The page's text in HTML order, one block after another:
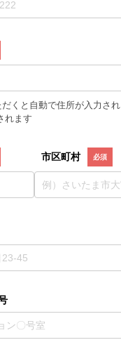
くと自動で住所が入力さ
れます
市区町村